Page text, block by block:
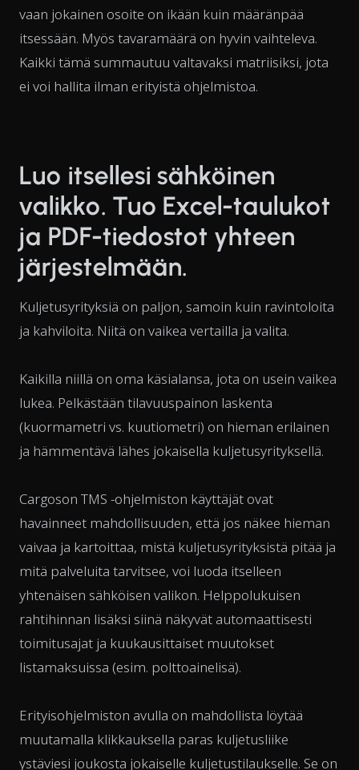
vaan jokainen osoite on ikään kuin määränpää
itsessään. Myös tavaramäärä on hyvin vaihteleva.
Kaikki tämä summautuu valtavaksi matriisiksi, jota
ei voi hallita ilman erityistä ohjelmistoa.
Luo itsellesi sähköinen
valikko. Tuo Excel-taulukot
ja PDF-tiedostot yhteen
järjestelmään.
Kuljetusyrityksiä on paljon, samoin kuin ravintoloita
ja kahviloita. Niitä on vaikea vertailla ja valita.
Kaikilla niillä on oma käsialansa, jota on usein vaikea
lukea. Pelkästään tilavuuspainon laskenta
(kuormametri vs. kuutiometri) on hieman erilainen
ja hämmentävä lähes jokaisella kuljetusyrityksellä.
Cargoson TMS -ohjelmiston käyttäjät ovat
havainneet mahdollisuuden, että jos näkee hieman
vaivaa ja kartoittaa, mistä kuljetusyrityksistä pitää ja
mitä palveluita tarvitsee, voi luoda itselleen
yhtenäisen sähköisen valikon. Helppolukuisen
rahtihinnan lisäksi siinä näkyvät automaattisesti
toimitusajat ja kuukausittaiset muutokset
listamaksuissa (esim. polttoainelisä).
Erityisohjelmiston avulla on mahdollista löytää
muutamalla klikkauksella paras kuljetusliike
ystäviesi joukosta jokaiselle kuljetustilaukselle. Se on